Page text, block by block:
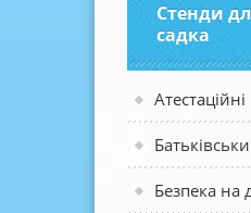
Стенди
садка
Безпека на